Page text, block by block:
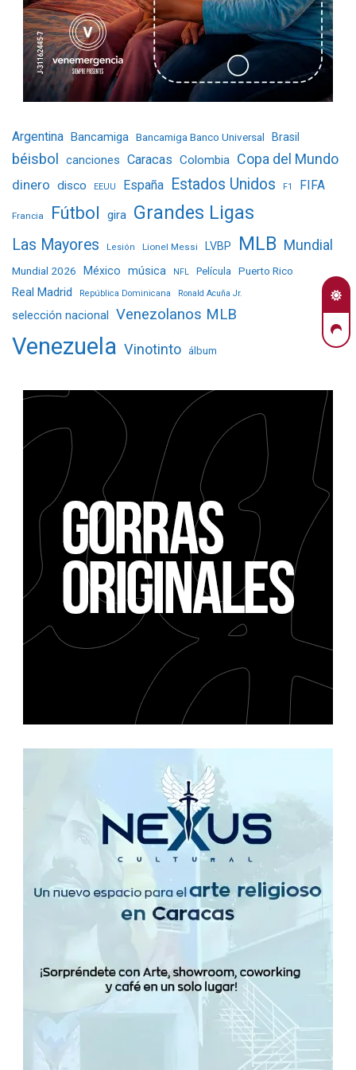
Argentina Bancamiga Bancamiga Banco Universal Brasil
béisbol canciones Caracas Colombia Copa del Mundo
dinero disco EEUU España Estados Unidos F1 FIFA
Francia Fútbol gira Grandes Ligas
Las Mayores Lesión Lionel Messi LVBP MLB Mundial
Mundial 2026 México música NFL Película Puerto Rico
Real Madrid República Dominicana Ronald Acuña Jr.
selección nacional Venezolanos MLB
Venezuela Vinotinto álbum